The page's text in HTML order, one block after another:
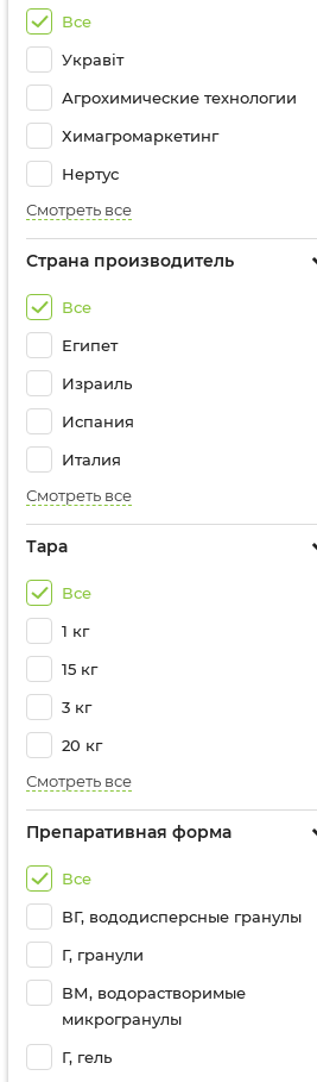
Все
Укравіт
Агрохимические технологии
Химагромаркетинг
Нертус
Смотреть все
Страна производитель
Все
Египет
Израиль
Испания
Италия
Смотреть все
Тара
Все
1 кг
15 кг
3 кг
20 кг
Смотреть все
Препаративная форма
Все
ВГ, вододисперсные гранулы
Г, гранули
ВМ, водорастворимые
микрогранулы
Г, гель